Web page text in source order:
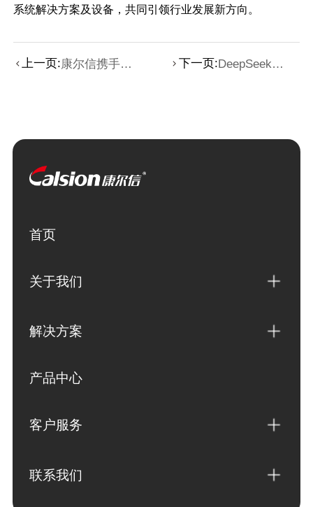
系统解决方案及设备，共同引领行业发展新方向。
上一页:康尔信携手北
下一页:DeepSeek定
首页
关于我们
解决方案
产品中心
客户服务
联系我们